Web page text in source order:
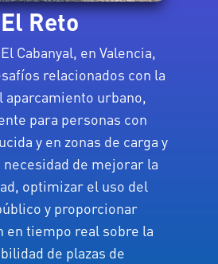
El Reto
Cabanyal, en Valencia,
relacionados con la
aparcamiento urbano,
para personas con
y en zonas de carga y
necesidad de mejorar la
optimizar el uso del
y proporcionar
en tiempo real sobre la
de plazas de